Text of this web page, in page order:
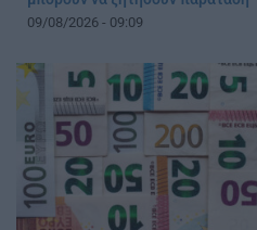
09/08/2026 - 09:09